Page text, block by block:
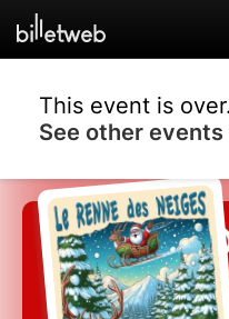
This event is over.
See other